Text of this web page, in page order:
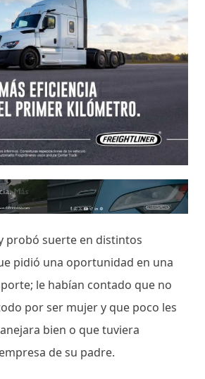
probó suerte en distintos
pidió una oportunidad en una
le habían contado que no
por ser mujer y que poco les
bien o que tuviera
de su padre.